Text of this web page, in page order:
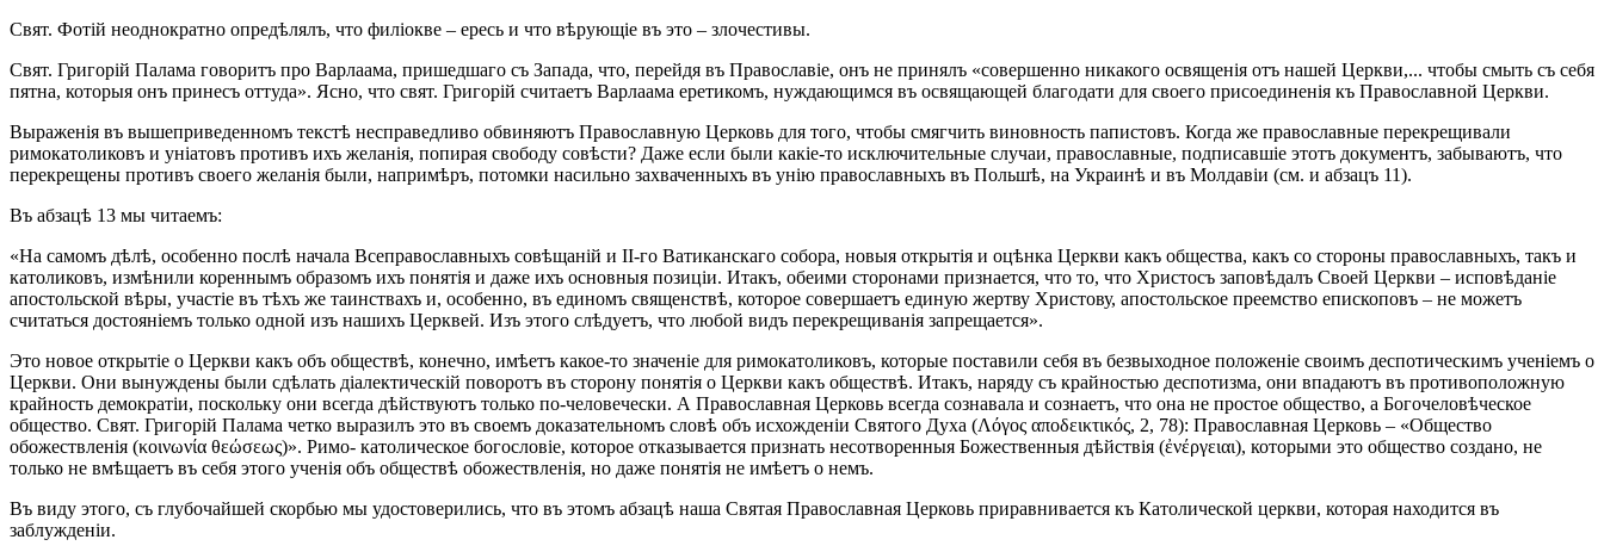
Свят. Фотій неоднократно опредѣлялъ, что филіокве – ересь и что вѣрующіе въ это – злочестивы.
Свят. Григорій Палама говоритъ про Варлаама, пришедшаго съ Запада, что, перейдя въ Православіе, онъ не принялъ «совершенно никакого освященія отъ нашей Церкви,... чтобы смыть съ себя
пятна, которыя онъ принесъ оттуда». Ясно, что свят. Григорій считаетъ Варлаама еретикомъ, нуждающимся въ освящающей благодати для своего присоединенія къ Православной Церкви.
Выраженія въ вышеприведенномъ текстѣ несправедливо обвиняютъ Православную Церковь для того, чтобы смягчить виновность папистовъ. Когда же православные перекрещивали
римокатоликовъ и уніатовъ противъ ихъ желанія, попирая свободу совѣсти? Даже если были какіе-то исключительные случаи, православные, подписавшіе этотъ документъ, забываютъ, что
перекрещены противъ своего желанія были, напримѣръ, потомки насильно захваченныхъ въ унію православныхъ въ Польшѣ, на Украинѣ и въ Молдавіи (см. и абзацъ 11).
Въ абзацѣ 13 мы читаемъ:
«На самомъ дѣлѣ, особенно послѣ начала Всеправославныхъ совѣщаній и ІІ-го Ватиканскаго собора, новыя открытія и оцѣнка Церкви какъ общества, какъ со стороны православныхъ, такъ и
католиковъ, измѣнили кореннымъ образомъ ихъ понятія и даже ихъ основныя позиціи. Итакъ, обеими сторонами признается, что то, что Христосъ заповѣдалъ Своей Церкви – исповѣданіе
апостольской вѣры, участіе въ тѣхъ же таинствахъ и, особенно, въ единомъ священствѣ, которое совершаетъ единую жертву Христову, апостольское преемство епископовъ – не можетъ
считаться достояніемъ только одной изъ нашихъ Церквей. Изъ этого слѣдуетъ, что любой видъ перекрещиванія запрещается».
Это новое открытіе о Церкви какъ объ обществѣ, конечно, имѣетъ какое-то значеніе для римокатоликовъ, которые поставили себя въ безвыходное положеніе своимъ деспотическимъ ученіемъ о
Церкви. Они вынуждены были сдѣлать діалектическій поворотъ въ сторону понятія о Церкви какъ обществѣ. Итакъ, наряду съ крайностью деспотизма, они впадаютъ въ противоположную
крайность демократіи, поскольку они всегда дѣйствуютъ только по-человечески. А Православная Церковь всегда сознавала и сознаетъ, что она не простое общество, а Богочеловѣческое
общество. Свят. Григорій Палама четко выразилъ это въ своемъ доказательномъ словѣ объ исхожденіи Святого Духа (Λόγος αποδεικτικός, 2, 78): Православная Церковь – «Общество
обожествленія (κοινωνία θεώσεως)». Римо- католическое богословіе, которое отказывается признать несотворенныя Божественныя дѣйствія (ἐνέργειαι), которыми это общество создано, не
только не вмѣщаетъ въ себя этого ученія объ обществѣ обожествленія, но даже понятія не имѣетъ о немъ.
Въ виду этого, съ глубочайшей скорбью мы удостоверились, что въ этомъ абзацѣ наша Святая Православная Церковь приравнивается къ Католической церкви, которая находится въ
заблужденіи.